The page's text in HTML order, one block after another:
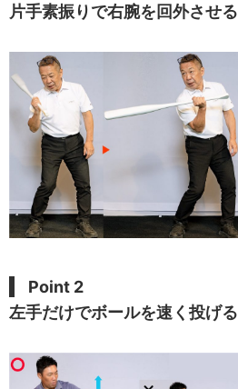
片手素振りで右腕を回外させる
Point 2
左手だけでボールを速く投げる